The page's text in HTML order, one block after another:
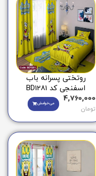
روتختی پسرانه باب
اسفنجی کد BD1281
4,760,000
تومان
می‌خوامش